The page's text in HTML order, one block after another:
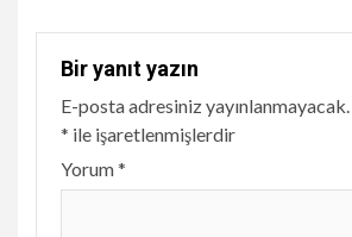
Bir yanıt yazın
E-posta adresiniz yayınlanmayacak.
* ile işaretlenmişlerdir
Yorum*